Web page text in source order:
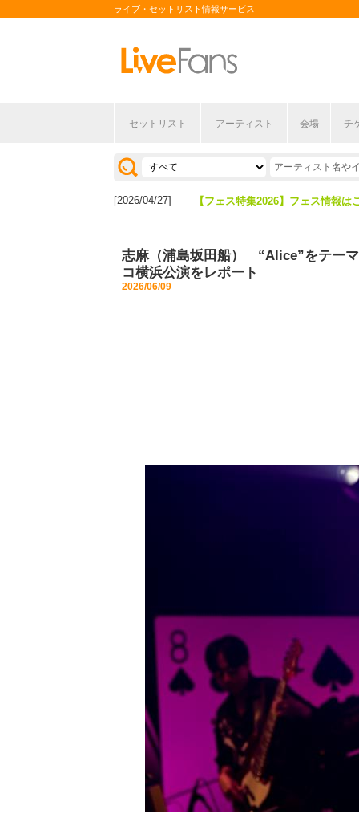
ライブ・セットリスト情報サービス
セットリスト アーティスト 会場 チ
[2026/07/28] 【ライブ動員ランキング】2026年
[2026/04/27] 【フェス特集2026】フェス情報は
志麻（浦島坂田船） “Alice”をテー
コ横浜公演をレポート
2026/06/09